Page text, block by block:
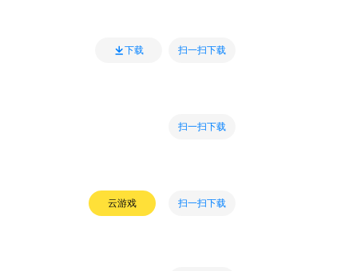
下载 扫一扫下载
扫一扫下载
云游戏 扫一扫下载